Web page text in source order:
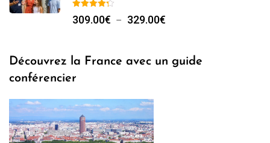
309.00€ – 329.00€
309.00€
Découvrez la France avec un guide
conférencier